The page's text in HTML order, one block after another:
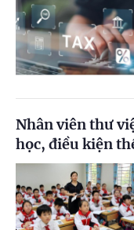
Nhân viên thư
học, điều kiện